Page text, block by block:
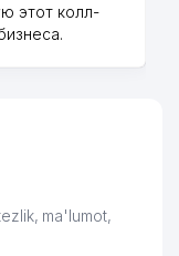
этот колл-
ma'lumot,